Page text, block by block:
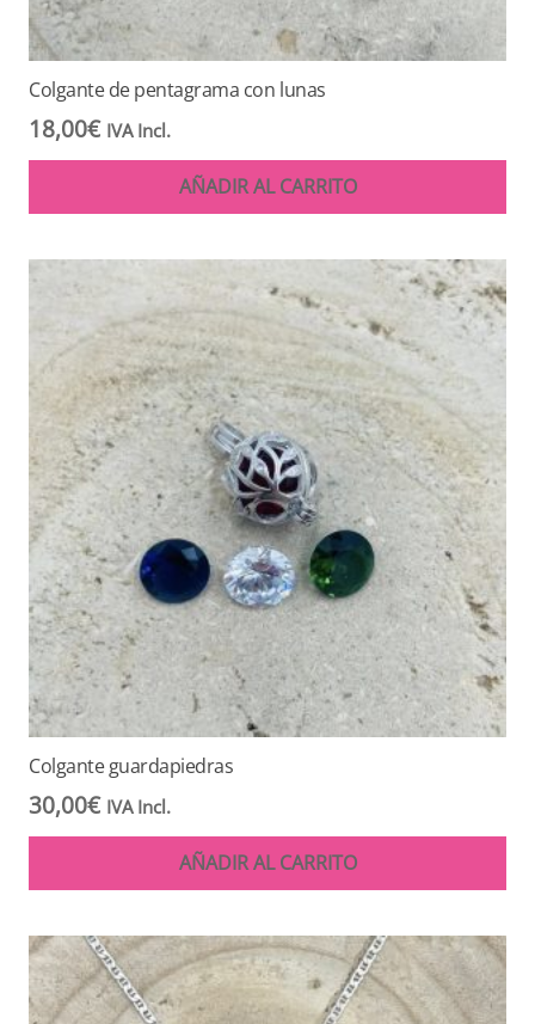
Colgante de pentagrama con lunas
18,00€ IVA Incl.
AÑADIR AL CARRITO
Colgante guardapiedras
30,00€ IVA Incl.
AÑADIR AL CARRITO